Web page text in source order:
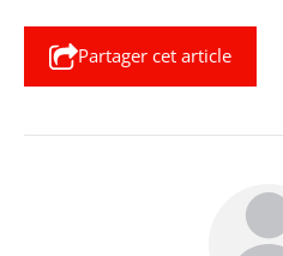
Partager cet article